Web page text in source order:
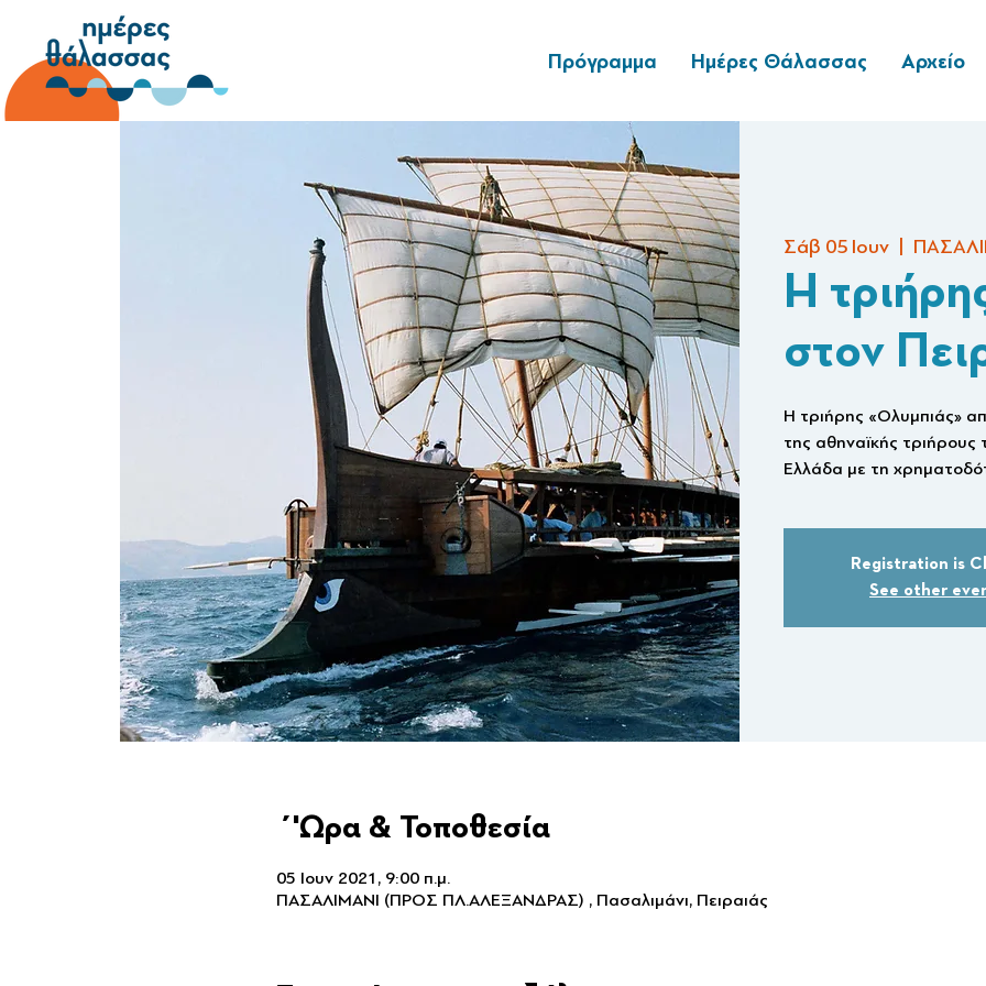
Πρόγραμμα Ημέρες Θάλασσας Αρχείο
Σάβ 05 Ιουν
H
στον
Η τριήρης «Ολυμπιάς»
της αθηναϊκής
Ελλάδα με τη
Registration is
See other
΄'Ωρα & Τοποθεσία
05 Ιουν 2021, 9:00 π.μ.
ΠΑΣΑΛΙΜΑΝΙ (ΠΡΟΣ ΠΛ.ΑΛΕΞΑΝΔΡΑΣ) , Πασαλιμάνι, Πειραιάς